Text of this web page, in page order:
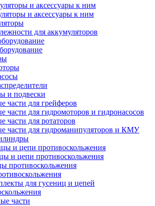
и аксессуары к ним
и аксессуары к ним
для аккумуляторов
и подвески
части для грейферов
части для гидромоторов и гидронасосов
части для ротаторов
части для гидроманипуляторов и КМУ
и цепи противоскольжения
и цепи противоскольжения
противоскольжения
для гусениц и цепей
части